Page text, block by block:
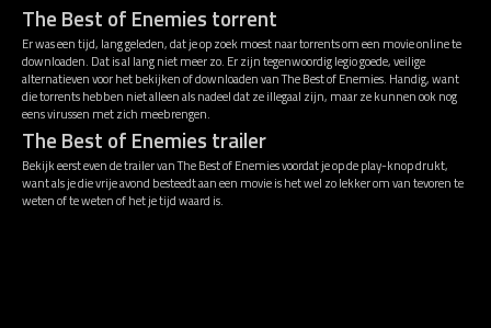
The Best of Enemies torrent
Er was een tijd, lang geleden, dat je op zoek moest naar torrents om een movie online te
downloaden. Dat is al lang niet meer zo. Er zijn tegenwoordig legio goede, veilige
alternatieven voor het bekijken of downloaden van The Best of Enemies. Handig, want
die torrents hebben niet alleen als nadeel dat ze illegaal zijn, maar ze kunnen ook nog
eens virussen met zich meebrengen.
The Best of Enemies trailer
Bekijk eerst even de trailer van The Best of Enemies voordat je op de play-knop drukt,
want als je die vrije avond besteedt aan een movie is het wel zo lekker om van tevoren te
weten of te weten of het je tijd waard is.